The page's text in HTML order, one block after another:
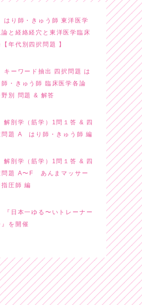
はり師・きゅう師 東洋医学
論と経絡経穴と東洋医学臨床
【年代別四択問題 】
キーワード抽出 四択問題 は
師・きゅう師 臨床医学各論
野別 問題 & 解答
解剖学（筋学）1問１答 & 四
問題 A はり師・きゅう師 編
解剖学（筋学）1問１答 & 四
問題 A〜F あんまマッサー
指圧師 編
『日本一ゆる〜いトレーナー
』を開催